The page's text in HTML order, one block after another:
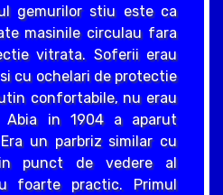
gemurilor stiu este ca
masinile circulau fara
vitrata. Soferii erau
cu ochelari de protectie
confortabile, nu erau
Abia in 1904 a aparut
un parbriz similar cu
punct de vedere al
foarte practic. Primul